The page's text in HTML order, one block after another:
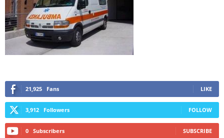
21,925 Fans LIKE
3,912 Followers FOLLOW
0 Subscribers SUBSCRIBE